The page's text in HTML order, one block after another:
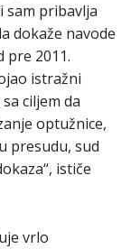
sam pribavlja
dokaže navode
pre 2011.
istražni
ciljem da
optužnice,
presudu, sud
ističe
vrlo